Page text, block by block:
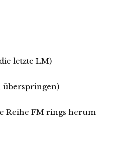
letzte LM)
überspringen)
Reihe FM rings herum